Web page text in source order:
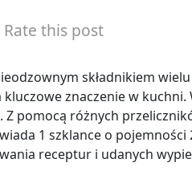
Rate this post
składnikiem
kluczowe znaczenie w
. Z pomocą różnych
1 szklance o
receptur i udanych